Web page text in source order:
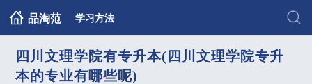
品淘范 学习方法
四川文理学院有专升本(四川文理学院专升
本的专业有哪些呢)